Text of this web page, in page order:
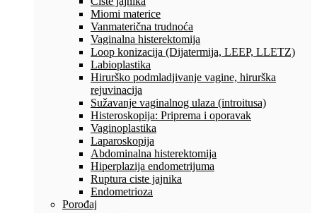
Miomi materice
Vanmaterična trudnoća
Vaginalna histerektomija
Loop konizacija (Dijatermija, LEEP, LLETZ)
Labioplastika
Hirurško podmladjivanje vagine, hirurška
rejuvinacija
Sužavanje vaginalnog ulaza (introitusa)
Histeroskopija: Priprema i oporavak
Vaginoplastika
Laparoskopija
Abdominalna histerektomija
Hiperplazija endometrijuma
Ruptura ciste jajnika
Endometrioza
Porođaj